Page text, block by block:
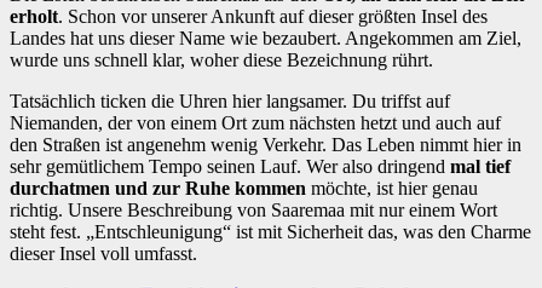
erholt. Schon vor unserer Ankunft auf dieser größten Insel des
Landes hat uns dieser Name wie bezaubert. Angekommen am Ziel,
wurde uns schnell klar, woher diese Bezeichnung rührt.
Tatsächlich ticken die Uhren hier langsamer. Du triffst auf
Niemanden, der von einem Ort zum nächsten hetzt und auch auf
den Straßen ist angenehm wenig Verkehr. Das Leben nimmt hier in
sehr gemütlichem Tempo seinen Lauf. Wer also dringend mal tief
durchatmen und zur Ruhe kommen möchte, ist hier genau
richtig. Unsere Beschreibung von Saaremaa mit nur einem Wort
steht fest. „Entschleunigung“ ist mit Sicherheit das, was den Charme
dieser Insel voll umfasst.